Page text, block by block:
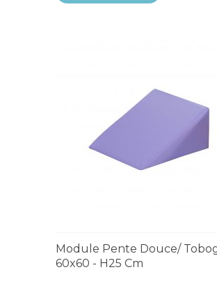
Module Pente Douce/
60x60 - H25 Cm